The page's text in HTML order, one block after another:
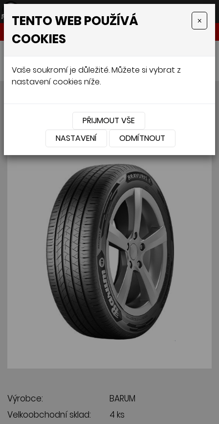
BARUM BRAVURIS 6 205/55 16 94V XL
16 94V XL
Výrobce:
BARUM
Velkoobchodní sklad:
4 ks
TENTO WEB POUŽÍVÁ
COOKIES
×
Vaše soukromí je důležité. Můžete si vybrat z
nastavení cookies níže.
PŘIJMOUT VŠE
NASTAVENÍ
ODMÍTNOUT